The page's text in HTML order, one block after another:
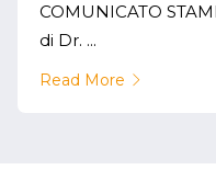
COMUNICATO
di Dr. ...
Read More